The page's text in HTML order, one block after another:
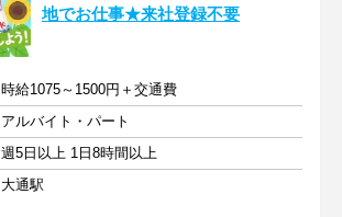
地でお仕事★来社登録不要
時給1075～1500円＋交通費
アルバイト・パート
週5日以上 1日8時間以上
大通駅